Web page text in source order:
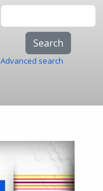
Advanced search